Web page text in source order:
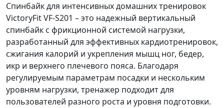
Спинбайк для интенсивных домашних тренировок
VictoryFit VF-S201 – это надежный вертикальный
спинбайк с фрикционной системой нагрузки,
разработанный для эффективных кардиотренировок,
сжигания калорий и укрепления мышц ног, бедер,
икр и верхнего плечевого пояса. Благодаря
регулируемым параметрам посадки и нескольким
уровням нагрузки, тренажер подходит для
пользователей разного роста и уровня подготовки.